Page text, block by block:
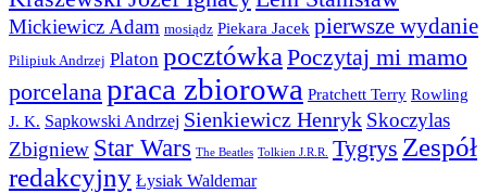
Mickiewicz Adam mosiądz Piekara Jacek pierwsze wydanie
Pilipiuk Andrzej Platon pocztówka Poczytaj mi mamo
porcelana praca zbiorowa Pratchett Terry Rowling
J. K. Sapkowski Andrzej Sienkiewicz Henryk Skoczylas
Zbigniew Star Wars The Beatles Tolkien J.R.R. Tygrys Zespół
redakcyjny Łysiak Waldemar